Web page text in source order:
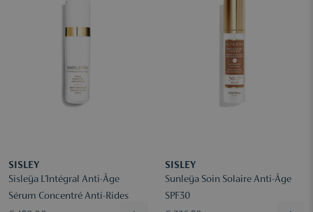
SISLEY
Sisleÿa L'Intégral Anti-Âge
Sérum Concentré Anti-Rides
SISLEY
Sunleÿa Soin Solaire Anti-Âge
SPF30